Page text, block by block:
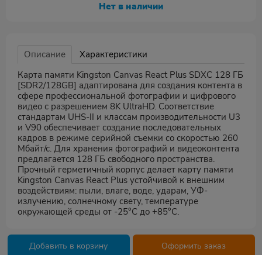
Нет в наличии
Описание
Характеристики
Карта памяти Kingston Canvas React Plus SDXC 128 ГБ
[SDR2/128GB] адаптирована для создания контента в
сфере профессиональной фотографии и цифрового
видео с разрешением 8K UltraHD. Соответствие
стандартам UHS-II и классам производительности U3
и V90 обеспечивает создание последовательных
кадров в режиме серийной съемки со скоростью 260
Мбайт/с. Для хранения фотографий и видеоконтента
предлагается 128 ГБ свободного пространства.
Прочный герметичный корпус делает карту памяти
Kingston Canvas React Plus устойчивой к внешним
воздействиям: пыли, влаге, воде, ударам, УФ-
излучению, солнечному свету, температуре
окружающей среды от -25°C до +85°C.
Добавить в корзину Оформить заказ